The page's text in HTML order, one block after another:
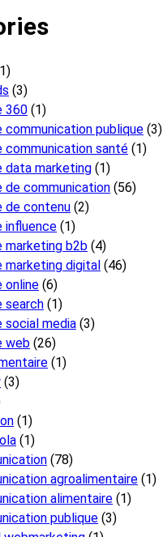
(3)
360 (1)
communication publique (3)
communication santé (1)
data marketing (1)
de communication (56)
de contenu (2)
influence (1)
marketing b2b (4)
marketing digital (46)
online (6)
search (1)
social media (3)
web (26)
(1)
(3)
(1)
(1)
(78)
agroalimentaire (1)
alimentaire (1)
publique (3)